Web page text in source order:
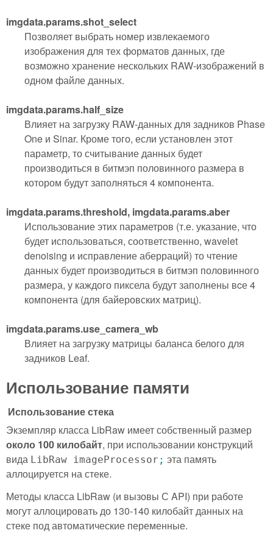
imgdata.params.shot_select
Позволяет выбрать номер извлекаемого
изображения для тех форматов данных, где
возможно хранение нескольких RAW-изображений в
одном файле данных.
imgdata.params.half_size
Влияет на загрузку RAW-данных для задников Phase
One и Sinar. Кроме того, если установлен этот
параметр, то считывание данных будет
производиться в битмэп половинного размера в
котором будут заполняться 4 компонента.
imgdata.params.threshold, imgdata.params.aber
Использование этих параметров (т.е. указание, что
будет использоваться, соответственно, wavelet
denoising и исправление аберраций) то чтение
данных будет производиться в битмэп половинного
размера, у каждого пиксела будут заполнены вcе 4
компонента (для байеровских матриц).
imgdata.params.use_camera_wb
Влияет на загрузку матрицы баланса белого для
задников Leaf.
Использование памяти
Использование стека
Экземпляр класса LibRaw имеет собственный размер
около 100 килобайт, при использовании конструкций
вида LibRaw imageProcessor ; эта память
аллоцируется на стеке.
Методы класса LibRaw (и вызовы С API) при работе
могут аллоцировать до 130-140 килобайт данных на
стеке под автоматические переменные.